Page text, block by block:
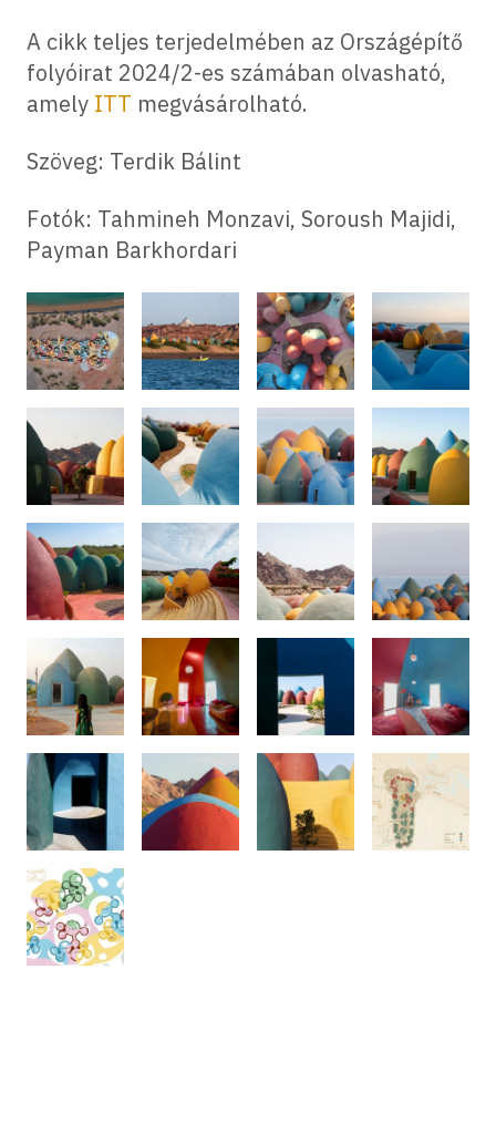
A cikk teljes terjedelmében az Országépítő
folyóirat 2024/2-es számában olvasható,
amely ITT megvásárolható.
Szöveg: Terdik Bálint
Fotók: Tahmineh Monzavi, Soroush Majidi,
Payman Barkhordari